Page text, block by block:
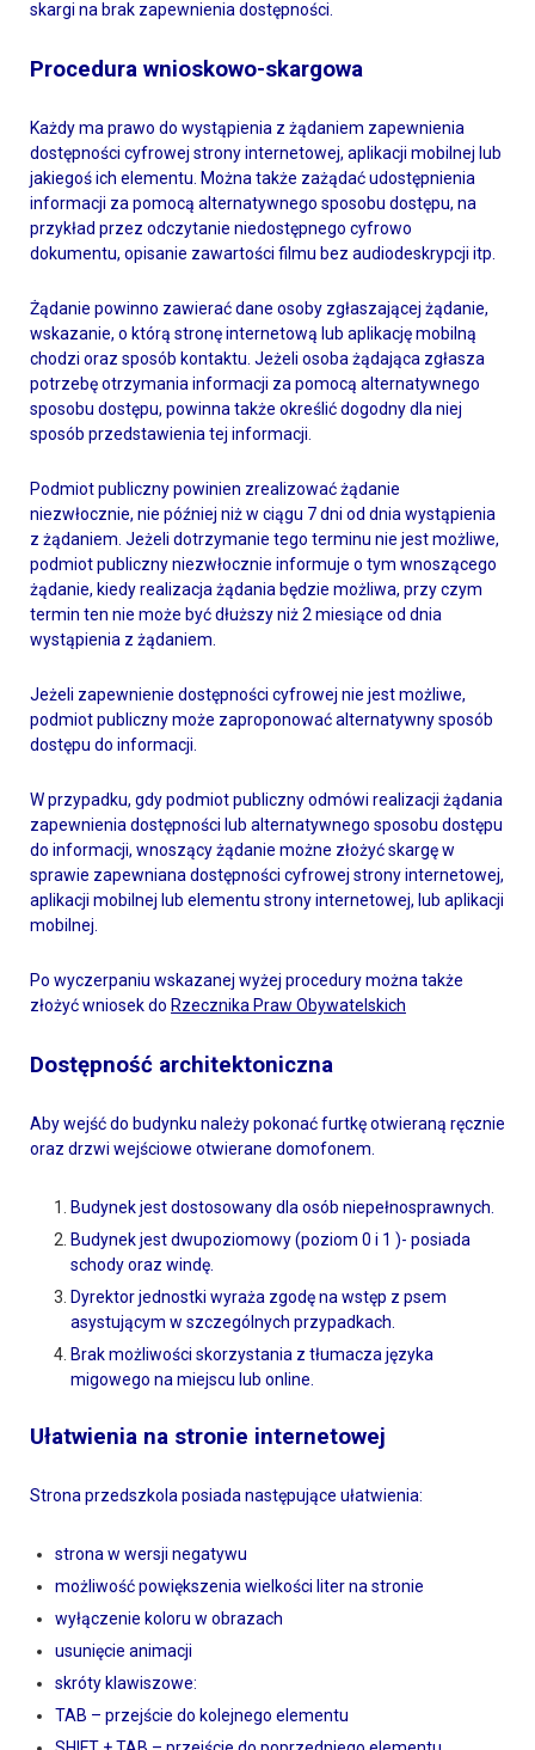
skargi na brak zapewnienia dostępności.
Procedura wnioskowo-skargowa
Każdy ma prawo do wystąpienia z żądaniem zapewnienia
dostępności cyfrowej strony internetowej, aplikacji mobilnej lub
jakiegoś ich elementu. Można także zażądać udostępnienia
informacji za pomocą alternatywnego sposobu dostępu, na
przykład przez odczytanie niedostępnego cyfrowo
dokumentu, opisanie zawartości filmu bez audiodeskrypcji itp.
Żądanie powinno zawierać dane osoby zgłaszającej żądanie,
wskazanie, o którą stronę internetową lub aplikację mobilną
chodzi oraz sposób kontaktu. Jeżeli osoba żądająca zgłasza
potrzebę otrzymania informacji za pomocą alternatywnego
sposobu dostępu, powinna także określić dogodny dla niej
sposób przedstawienia tej informacji.
Podmiot publiczny powinien zrealizować żądanie
niezwłocznie, nie później niż w ciągu 7 dni od dnia wystąpienia
z żądaniem. Jeżeli dotrzymanie tego terminu nie jest możliwe,
podmiot publiczny niezwłocznie informuje o tym wnoszącego
żądanie, kiedy realizacja żądania będzie możliwa, przy czym
termin ten nie może być dłuższy niż 2 miesiące od dnia
wystąpienia z żądaniem.
Jeżeli zapewnienie dostępności cyfrowej nie jest możliwe,
podmiot publiczny może zaproponować alternatywny sposób
dostępu do informacji.
W przypadku, gdy podmiot publiczny odmówi realizacji żądania
zapewnienia dostępności lub alternatywnego sposobu dostępu
do informacji, wnoszący żądanie możne złożyć skargę w
sprawie zapewniana dostępności cyfrowej strony internetowej,
aplikacji mobilnej lub elementu strony internetowej, lub aplikacji
mobilnej.
Po wyczerpaniu wskazanej wyżej procedury można także
złożyć wniosek do Rzecznika Praw Obywatelskich
Dostępność architektoniczna
Aby wejść do budynku należy pokonać furtkę otwieraną ręcznie
oraz drzwi wejściowe otwierane domofonem.
Budynek jest dostosowany dla osób niepełnosprawnych.
Budynek jest dwupoziomowy (poziom 0 i 1 )- posiada
schody oraz windę.
Dyrektor jednostki wyraża zgodę na wstęp z psem
asystującym w szczególnych przypadkach.
Brak możliwości skorzystania z tłumacza języka
migowego na miejscu lub online.
Ułatwienia na stronie internetowej
Strona przedszkola posiada następujące ułatwienia:
strona w wersji negatywu
możliwość powiększenia wielkości liter na stronie
wyłączenie koloru w obrazach
usunięcie animacji
skróty klawiszowe:
TAB – przejście do kolejnego elementu